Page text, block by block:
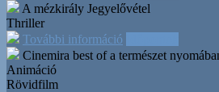
A mézkirály Jegyelővétel
Thriller
További információ
Cinemira best of a természet
Animáció
Rövidfilm